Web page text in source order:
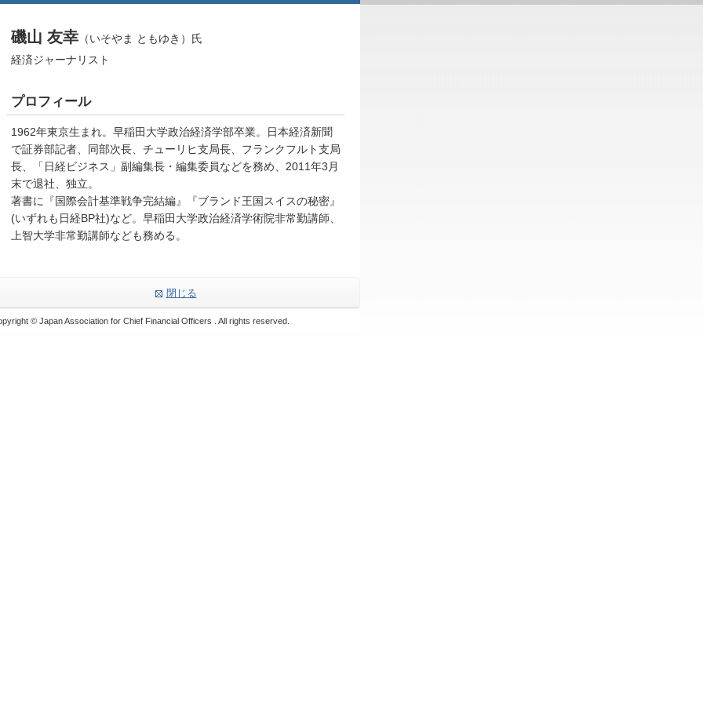
磯山 友幸 （いそやま ともゆき）氏
経済ジャーナリスト
プロフィール
1962年東京生まれ。早稲田大学政治経済学部卒業。日本経済新聞
で証券部記者、同部次長、チューリヒ支局長、フランクフルト支局
長、「日経ビジネス」副編集長・編集委員などを務め、2011年3月
末で退社、独立。
著書に『国際会計基準戦争完結編』『ブランド王国スイスの秘密』
(いずれも日経BP社)など。早稲田大学政治経済学術院非常勤講師、
上智大学非常勤講師なども務める。
閉じる
© Japan Association for Chief Financial Officers . All rights reserved.